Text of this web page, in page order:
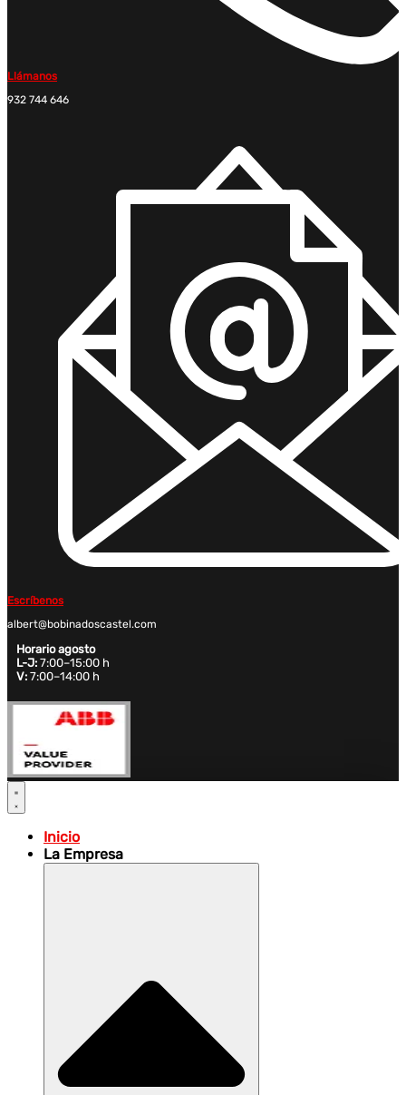
Llámanos
932 744 646
Escríbenos
albert@bobinadoscastel.com
Horario agosto
L-J: 7:00–15:00 h
V: 7:00–14:00 h
Inicio
La Empresa